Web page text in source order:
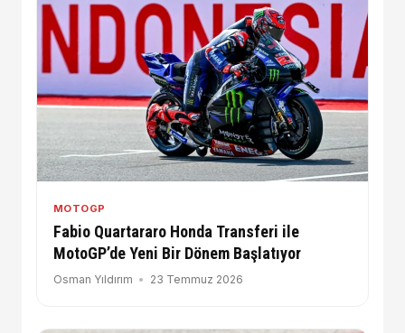
MOTOGP
Fabio Quartararo Honda Transferi ile
MotoGP’de Yeni Bir Dönem Başlatıyor
Osman Yıldırım 23 Temmuz 2026